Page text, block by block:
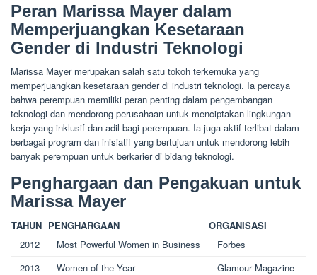
Peran Marissa Mayer dalam
Memperjuangkan Kesetaraan
Gender di Industri Teknologi
Marissa Mayer merupakan salah satu tokoh terkemuka yang
memperjuangkan kesetaraan gender di industri teknologi. Ia percaya
bahwa perempuan memiliki peran penting dalam pengembangan
teknologi dan mendorong perusahaan untuk menciptakan lingkungan
kerja yang inklusif dan adil bagi perempuan. Ia juga aktif terlibat dalam
berbagai program dan inisiatif yang bertujuan untuk mendorong lebih
banyak perempuan untuk berkarier di bidang teknologi.
Penghargaan dan Pengakuan untuk
Marissa Mayer
TAHUN PENGHARGAAN
ORGANISASI
2012
Most Powerful Women in Business
Forbes
2013
Women of the Year
Glamour Magazine